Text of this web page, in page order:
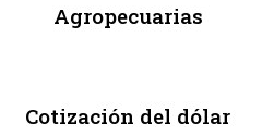
Agropecuarias
Cotización del dólar